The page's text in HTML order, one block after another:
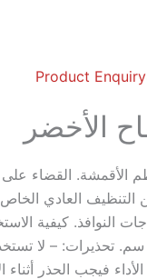
Product Enquiry
الأخضر
القضاء على
العادي
النوافذ. كيفية
قم بالرش. – رش على السطح
فيجب الحذر أثناء